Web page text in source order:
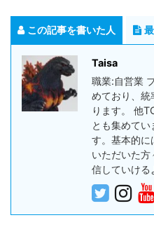
この記事を書いた人
Taisa
職業:自営業
めており、統
ります。 他
とも集めて
す。基本的に
いただいた方
信していける